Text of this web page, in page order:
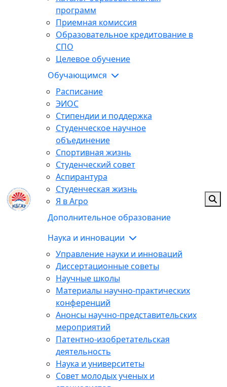
программ
Приемная комиссия
Образовательное кредитование в
СПО
Целевое обучение
Обучающимся
Расписание
ЭИОС
Стипендии и поддержка
Студенческое научное
объединение
Спортивная жизнь
Студенческий совет
Аспирантура
Студенческая жизнь
Я в Агро
Дополнительное образование
Наука и инновации
Управление науки и инноваций
Диссертационные советы
Научные школы
Материалы научно-практических
конференций
Анонсы научно-представительских
мероприятий
Патентно-изобретательская
деятельность
Наука и университеты
Совет молодых ученых и